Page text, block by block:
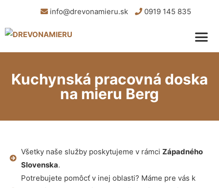
info@drevonamieru.sk 0919 145 835
Kuchynská pracovná doska
na mieru Berg
Všetky naše služby poskytujeme v rámci Západného
Slovenska.
Potrebujete pomôcť v inej oblasti? Máme pre vás k